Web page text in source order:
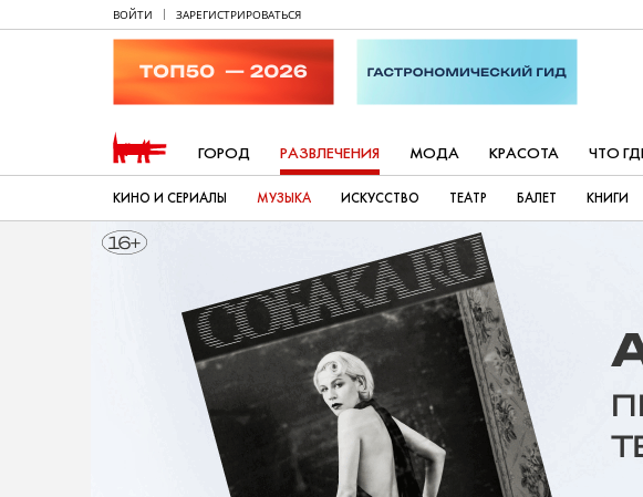
ВОЙТИ ЗАРЕГИСТРИРОВАТЬСЯ
ГОРОД РАЗВЛЕЧЕНИЯ МОДА КРАСОТА ЧТО
КИНО И СЕРИАЛЫ МУЗЫКА ИСКУССТВО ТЕАТР БАЛЕТ КНИГИ